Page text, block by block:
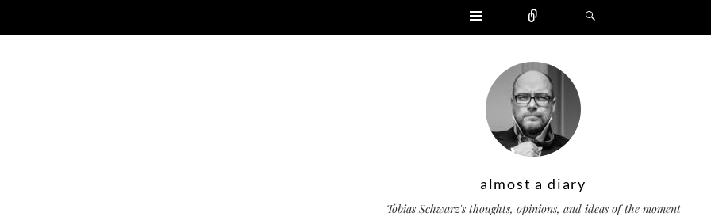
Widgets
almost a diary
Tobias Schwarz's thoughts, opinions, and ideas of the moment